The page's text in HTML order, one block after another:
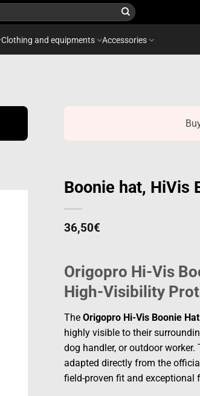
Clothing and equipments Accessories
Boonie hat, HiVis
36,50€
Origopro Hi-Vis
High-Visibility
The Origopro Hi-Vis Boonie Hat
highly visible to their
dog handler, or outdoor
adapted directly from the
field-proven fit and exceptional